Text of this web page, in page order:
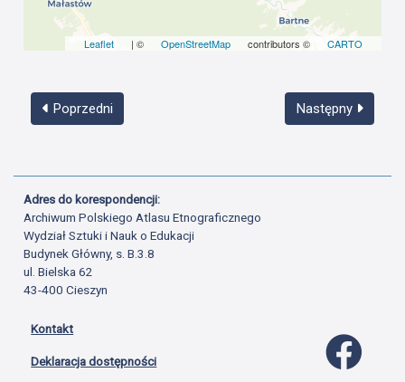
Leaflet | © OpenStreetMap contributors © CARTO
Poprzedni Następny
Adres do korespondencji:
Archiwum Polskiego Atlasu Etnograficznego
Wydział Sztuki i Nauk o Edukacji
Budynek Główny, s. B.3.8
ul. Bielska 62
43-400 Cieszyn
Kontakt
Deklaracja dostępności